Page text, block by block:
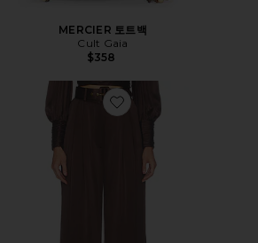
MERCIER 토트백
Cult Gaia
$358
Favorite 실크 턱 바지